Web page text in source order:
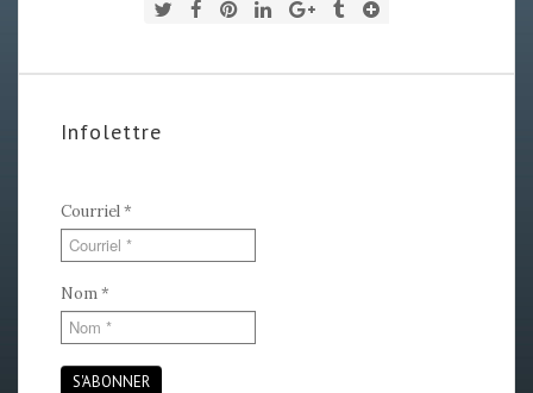
Infolettre
Courriel*
Nom*
S'ABONNER